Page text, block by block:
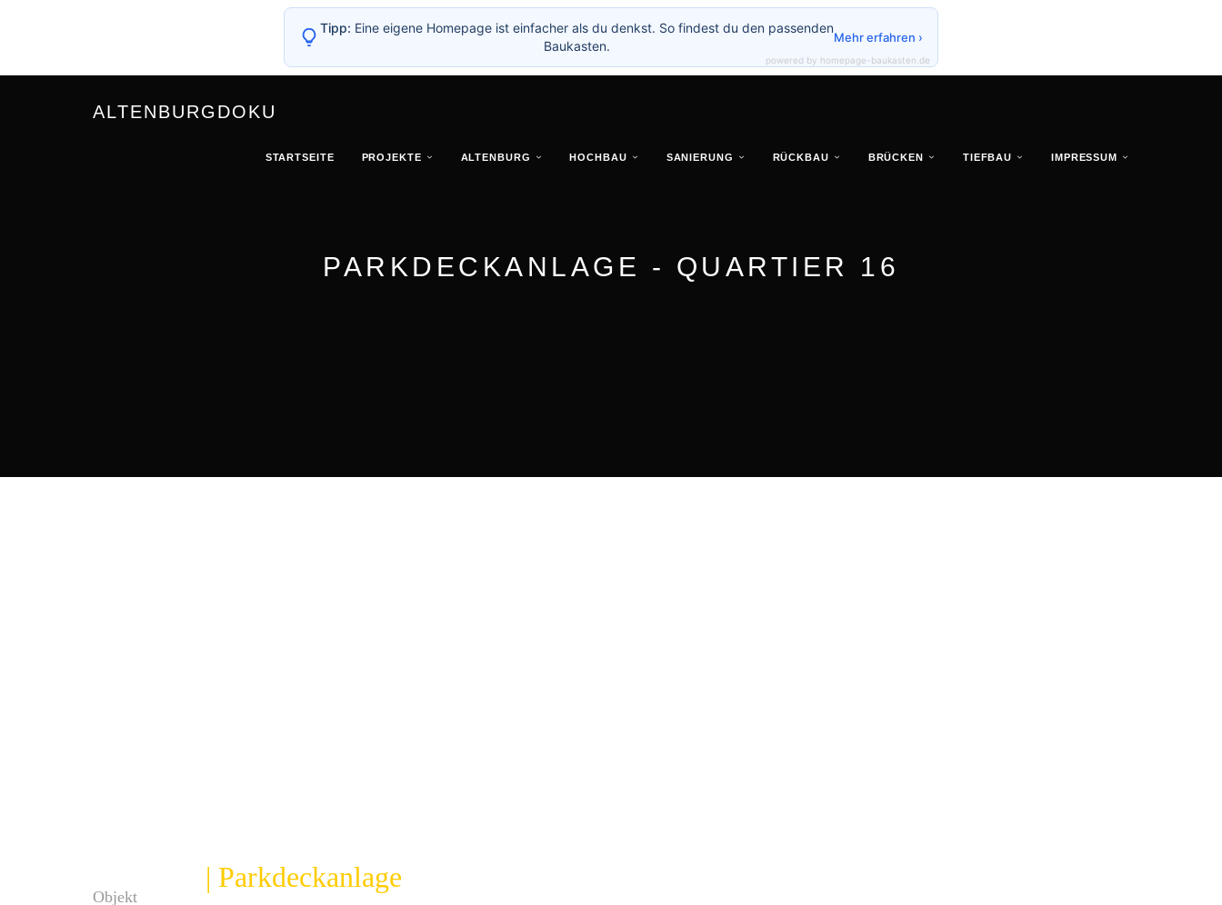
ALTENBURGDOKU
STARTSEITE PROJEKTE ALTENBURG HOCHBAU SANIERUNG RÜCKBAU BRÜCKEN TIEFBAU IMPRESSUM
PARKDECKANLAGE - QUARTIER 16
Objekt
| Parkdeckanlage
Tipp: Eine eigene Homepage ist einfacher als du denkst. So findest du den passenden
Baukasten.
Mehr erfahren ›
powered by homepage-baukasten.de